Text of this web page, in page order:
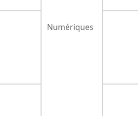
Numériques